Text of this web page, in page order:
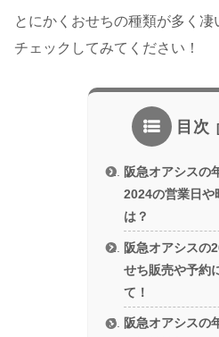
とにかくおせちの種類が多く
チェックしてみてください！
目次
阪急オアシスの
2024の営業日や
は？
阪急オアシスの
せち販売や予約
て！
阪急オアシスの